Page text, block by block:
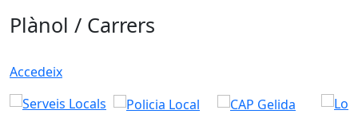
Plànol / Carrers
Accedeix